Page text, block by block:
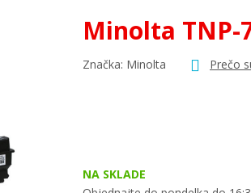
Minolta TNP-
Značka: Minolta Prečo
NA SKLADE